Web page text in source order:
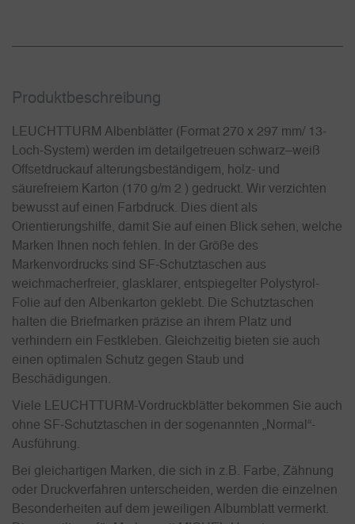
Produkt­beschreibung
LEUCHTTURM Albenblätter (Format 270 x 297 mm/ 13-
Loch-System) werden im detailgetreuen schwarz–weiß
Offsetdruckauf alterungsbeständigem, holz- und
säurefreiem Karton (170 g/m 2 ) gedruckt. Wir verzichten
bewusst auf einen Farbdruck. Dies dient als
Orientierungshilfe, damit Sie auf einen Blick sehen, welche
Marken Ihnen noch fehlen. In der Größe des
Markenvordrucks sind SF-Schutztaschen aus
weichmacherfreier, glasklarer, entspiegelter Polystyrol-
Folie auf den Albenkarton geklebt. Die Schutztaschen
halten die Briefmarken präzise an ihrem Platz und
verhindern ein Festkleben. Gleichzeitig bieten sie auch
einen optimalen Schutz gegen Staub und
Beschädigungen.
Viele LEUCHTTURM-Vordruckblätter bekommen Sie auch
ohne SF-Schutztaschen in der sogenannten „Normal“-
Ausführung.
Bei gleichartigen Marken, die sich in z.B. Farbe, Zähnung
oder Druckverfahren unterscheiden, werden die einzelnen
Besonderheiten auf dem jeweiligen Albumblatt vermerkt.